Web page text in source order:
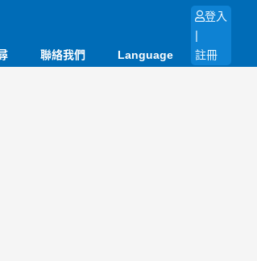
聯絡我們 Language
登入
|
註冊